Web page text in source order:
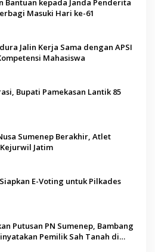
Bantuan kepada Janda Penderita
Masuki Hari ke-61
Jalin Kerja Sama dengan APSI
Mahasiswa
Bupati Pamekasan Lantik 85
Sumenep Berakhir, Atlet
Jatim
E-Voting untuk Pilkades
Putusan PN Sumenep, Bambang
Pemilik Sah Tanah di